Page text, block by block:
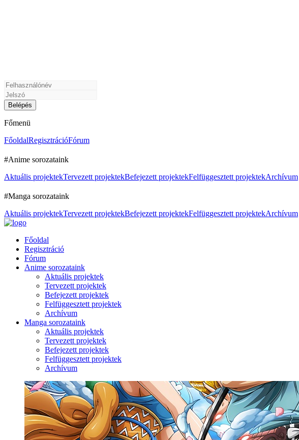
Főmenü
FőoldalRegisztrációFórum
#Anime sorozataink
Aktuális projektekTervezett projektekBefejezett projektekFelfüggesztett projektekArchívum
#Manga sorozataink
Aktuális projektekTervezett projektekBefejezett projektekFelfüggesztett projektekArchívum
Főoldal
Regisztráció
Fórum
Anime sorozataink
Aktuális projektek
Tervezett projektek
Befejezett projektek
Felfüggesztett projektek
Archívum
Manga sorozataink
Aktuális projektek
Tervezett projektek
Befejezett projektek
Felfüggesztett projektek
Archívum